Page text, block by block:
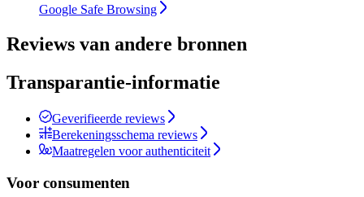
Google Safe Browsing
Reviews van andere bronnen
Transparantie-informatie
Geverifieerde reviews
Berekeningsschema reviews
Maatregelen voor authenticiteit
Voor consumenten